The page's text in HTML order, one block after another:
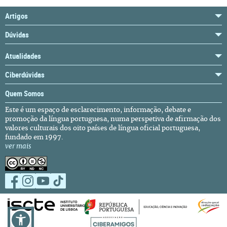
Artigos
Dúvidas
Atualidades
Ciberdúvidas
Quem Somos
Este é um espaço de esclarecimento, informação, debate e
promoção da língua portuguesa, numa perspetiva de afirmação dos
valores culturais dos oito países de língua oficial portuguesa,
fundado em 1997.
ver mais